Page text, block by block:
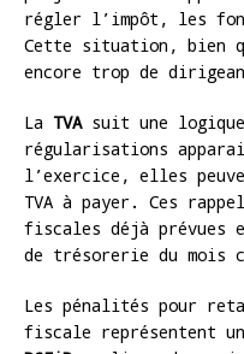
régler l’impôt, les
Cette situation, bien
encore trop de
La TVAsuit une
régularisations
l’exercice, elles
TVA à payer. Ces
fiscales déjà
de trésorerie du mois
Les pénalités pour
fiscale représentent